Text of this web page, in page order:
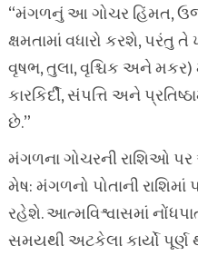
“મંગળનું આ ગોચર હિંમત,
ક્ષમતામાં વધારો કરશે, પરંતુ
વૃષભ, તુલા, વૃશ્ચિક અને
કારકિર્દી, સંપત્તિ અને
છે.”
મંગળના ગોચરની રાશિઓ
મેષ: મંગળનો પોતાની
રહેશે. આત્મવિશ્વાસમાં
સમયથી અટકેલા કાર્યો